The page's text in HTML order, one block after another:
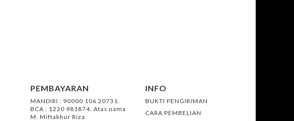
PEMBAYARAN
MANDIRI : 90000 106 20731.
BCA : 1220 981874. Atas nama
M. Miftakhur Riza
INFO
BUKTI PENGIRIMAN
CARA PEMBELIAN